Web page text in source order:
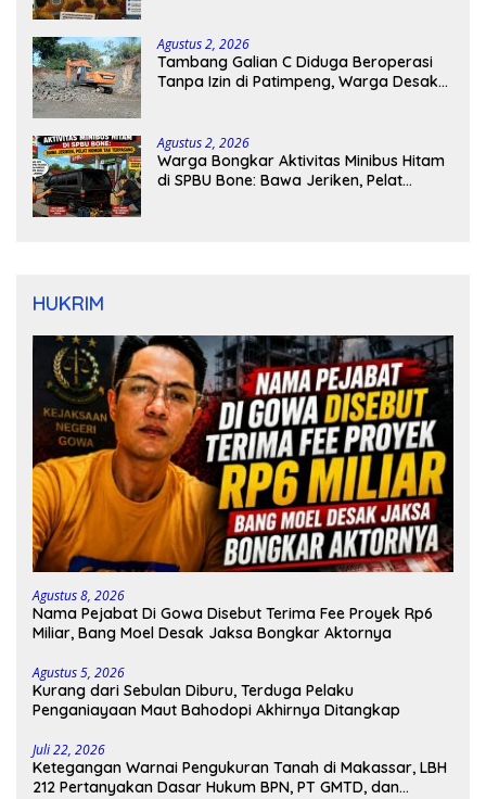
Agustus 2, 2026
Tambang Galian C Diduga Beroperasi
Tanpa Izin di Patimpeng, Warga Desak
Agustus 2, 2026
Warga Bongkar Aktivitas Minibus Hitam
di SPBU Bone: Bawa Jeriken, Pelat
HUKRIM
Agustus 8, 2026
Nama Pejabat Di Gowa Disebut Terima Fee Proyek Rp6
Miliar, Bang Moel Desak Jaksa Bongkar Aktornya
Agustus 5, 2026
Kurang dari Sebulan Diburu, Terduga Pelaku
Penganiayaan Maut Bahodopi Akhirnya Ditangkap
Juli 22, 2026
Ketegangan Warnai Pengukuran Tanah di Makassar, LBH
212 Pertanyakan Dasar Hukum BPN, PT GMTD, dan